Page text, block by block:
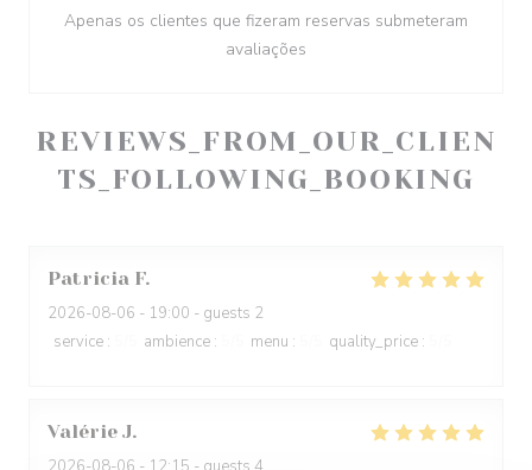
REVIEWS_FROM_OUR_CLIEN
TS_FOLLOWING_BOOKING
Patricia F
2026-08-06 - 19:00 - guests 2
service : ambience : menu : quality_price :
Valérie J
Apenas os clientes que fizeram reservas submeteram
avaliações